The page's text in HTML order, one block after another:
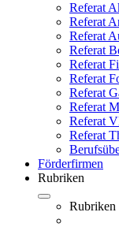
Referat
Referat
Referat
Referat
Referat
Referat
Referat
Referat
Referat
Referat
Förderfirmen
Rubriken
Rubriken